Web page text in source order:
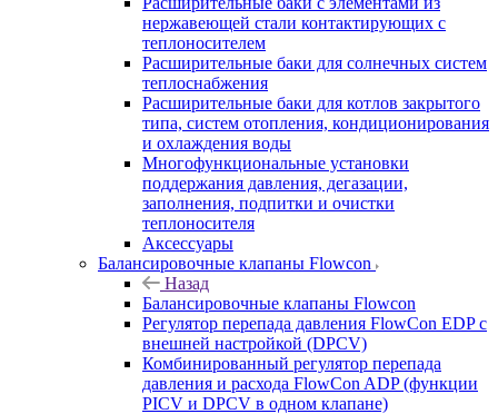
нержавеющей стали контактирующих с
теплоносителем
Расширительные баки для солнечных систем
теплоснабжения
Расширительные баки для котлов закрытого
типа, систем отопления, кондиционирования
и охлаждения воды
Многофункциональные установки
поддержания давления, дегазации,
заполнения, подпитки и очистки
теплоносителя
Аксессуары
Балансировочные клапаны Flowcon
Назад
Балансировочные клапаны Flowcon
Регулятор перепада давления FlowСon EDP с
внешней настройкой (DPCV)
Комбинированный регулятор перепада
давления и расхода FlowСon ADP (функции
PICV и DPCV в одном клапане)